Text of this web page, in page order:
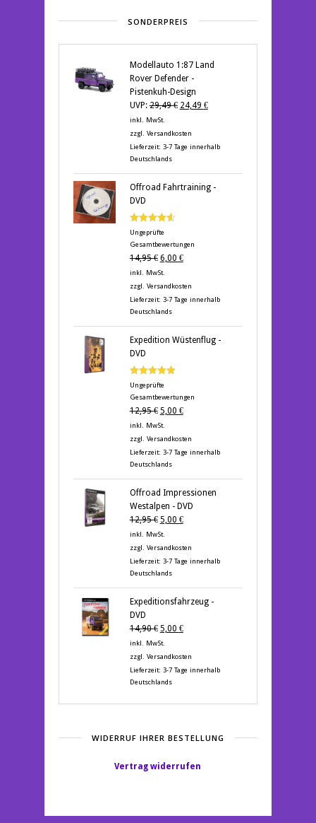
SONDERPREIS
Modellauto 1:87 Land
Rover Defender -
Pistenkuh-Design
UVP: 29,49€ Ursprünglicher
war:
29,49 €
24,49 €Aktueller
24,49 €.
inkl. MwSt.
zzgl. Versandkosten
Lieferzeit: 3-7 Tage innerhalb
Deutschlands
Offroad Fahrtraining -
DVD
Bewertet
mit 4.60
von 5
Ungeprüfte
Gesamtbewertungen
14,95€ Ursprünglicher
Preis
war:
14,95 €
6,00 €Aktueller
ist:
6,00 €.
inkl. MwSt.
zzgl. Versandkosten
Lieferzeit: 3-7 Tage innerhalb
Deutschlands
Expedition Wüstenflug -
DVD
Bewertet mit
5.00 von 5
Ungeprüfte
Gesamtbewertungen
12,95€ Ursprünglicher
Preis
war:
12,95 €
5,00 €Aktueller
ist:
5,00 €.
inkl. MwSt.
zzgl. Versandkosten
Lieferzeit: 3-7 Tage innerhalb
Deutschlands
Offroad Impressionen
Westalpen - DVD
12,95€ Ursprünglicher
Preis
war:
12,95 €
5,00 €Aktueller
ist:
5,00 €.
inkl. MwSt.
zzgl. Versandkosten
Lieferzeit: 3-7 Tage innerhalb
Deutschlands
Expeditionsfahrzeug -
DVD
14,90€ Ursprünglicher
Preis
war:
14,90 €
5,00 €Aktueller
ist:
5,00 €.
inkl. MwSt.
zzgl. Versandkosten
Lieferzeit: 3-7 Tage innerhalb
Deutschlands
WIDERRUF IHRER BESTELLUNG
Vertrag widerrufen